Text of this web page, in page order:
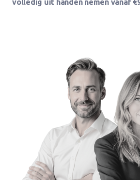
volledig uit handen nemen vanaf